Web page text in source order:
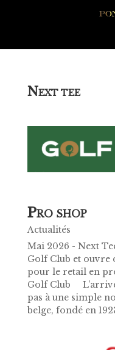
NEXT TEE
PRO SHOP
Actualités
Mai 2026 - Next
Golf Club et ouvre
pour le retail en
Golf Club
pas à une simple
belge, fondé en